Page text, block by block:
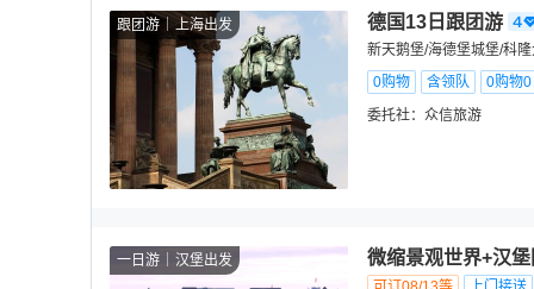
跟团游 上海出发 德国13日跟团游
新天鹅堡/海德堡城堡/科
0购物
含领队
0购物
委托社： 众信旅游
一日游 汉堡出发 微缩景观世界+汉